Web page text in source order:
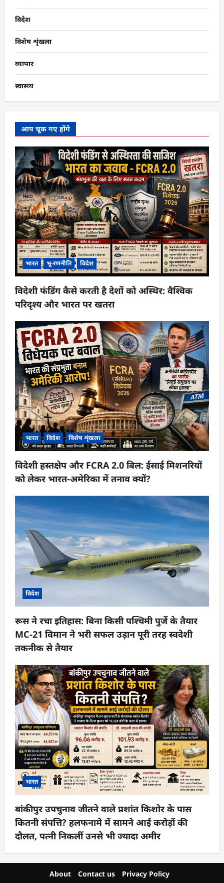
विदेश
विशेष शृंखला
व्यापार
स्वास्थ्य
आप चूक गए होंगे
भारत भू-रणनीति विदेश
विदेशी फंडिंग कैसे करती है देशों को अस्थिर: वैश्विक
परिदृश्य और भारत पर खतरा
भारत विदेश विशेष शृंखला
विदेशी हस्तक्षेप और FCRA 2.0 बिल: ईसाई मिशनरियों
को लेकर भारत-अमेरिका में तनाव क्यों?
विदेश
रूस ने रचा इतिहास: बिना किसी पश्चिमी पुर्जे के तैयार
MC-21 विमान ने भरी सफल उड़ान पूरी तरह स्वदेशी
तकनीक से तैयार
भारत
बांकीपुर उपचुनाव जीतने वाले प्रशांत किशोर के पास
कितनी संपत्ति? हलफनामे में सामने आई करोड़ों की
दौलत, पत्नी निकलीं उनसे भी ज्यादा अमीर
About Contact us Privacy Policy